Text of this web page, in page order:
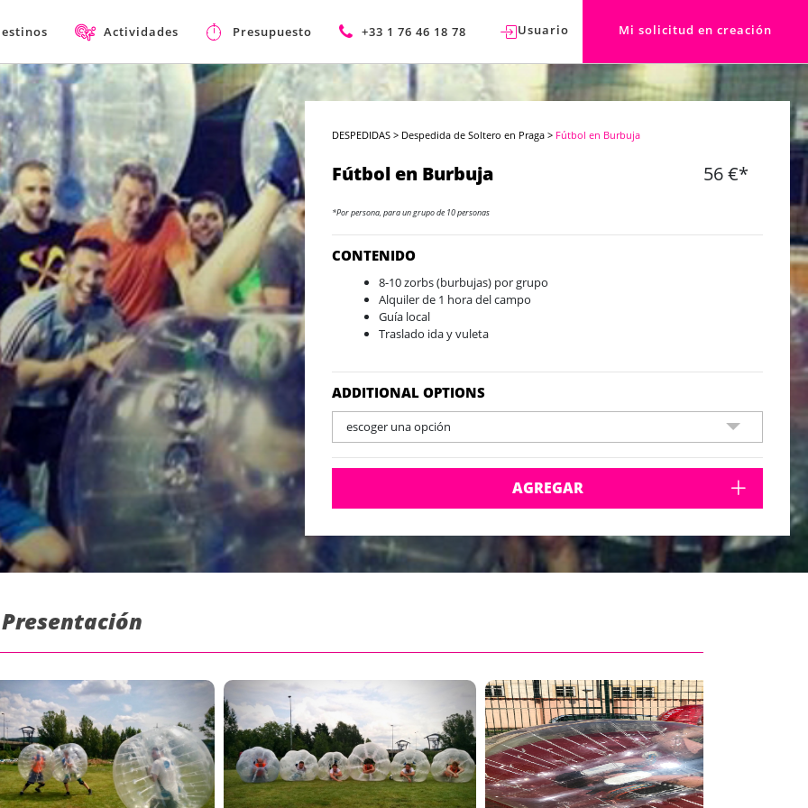
Actividades Presupuesto +33 1 76 46 18 78 Usuario Mi solicitud en creación
DESPEDIDAS > Despedida de Soltero en Praga > Fútbol en Burbuja
Fútbol en Burbuja 56 €*
*Por persona, para un grupo de 10 personas
CONTENIDO
8-10 zorbs (burbujas) por grupo
Alquiler de 1 hora del campo
Guía local
Traslado ida y vuleta
ADDITIONAL OPTIONS
escoger una opción
AGREGAR